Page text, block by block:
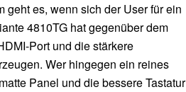
geht es, wenn sich der User für ein
4810TG hat gegenüber dem
Port und die stärkere
Wer hingegen ein reines
Panel und die bessere Tastatur